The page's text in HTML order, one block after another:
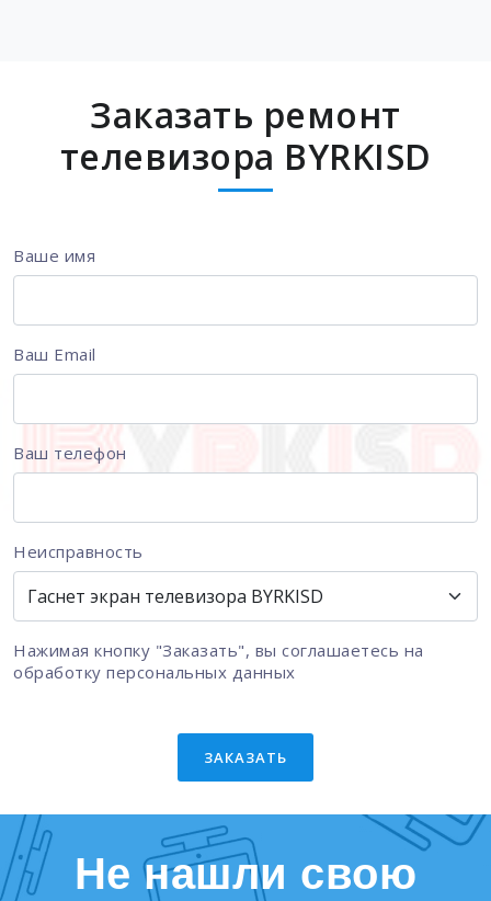
Заказать ремонт
телевизора BYRKISD
Ваше имя
Ваш Email
Ваш телефон
Неисправность
Нажимая кнопку "Заказать", вы соглашаетесь на
обработку персональных данных
ЗАКАЗАТЬ
Не нашли свою